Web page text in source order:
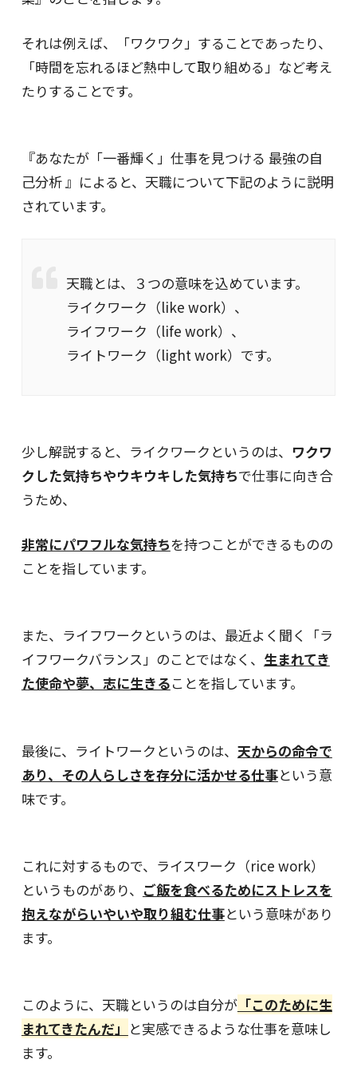
それは例えば、「ワクワク」することであったり、
「時間を忘れるほど熱中して取り組める」など考え
たりすることです。
『あなたが「一番輝く」仕事を見つける 最強の自
己分析 』によると、天職について下記のように説明
されています。
天職とは、３つの意味を込めています。
ライクワーク（like work）、
ライフワーク（life work）、
ライトワーク（light work）です。
少し解説すると、ライクワークというのは、 ワクワ
クした気持ちやウキウキした気持ちで仕事に向き合
うため、
非常にパワフルな気持ちを持つことができるものの
ことを指しています。
また、ライフワークというのは、最近よく聞く「ラ
イフワークバランス」のことではなく、 生まれてき
た使命や夢、志に生きることを指しています。
最後に、ライトワークというのは、 天からの命令で
あり、その人らしさを存分に活かせる仕事という意
味です。
これに対するもので、ライスワーク（rice work）
というものがあり、 ご飯を食べるためにストレスを
抱えながらいやいや取り組む仕事という意味があり
ます。
このように、天職というのは自分が「このために生
まれてきたんだ」 と実感できるような仕事を意味し
ます。